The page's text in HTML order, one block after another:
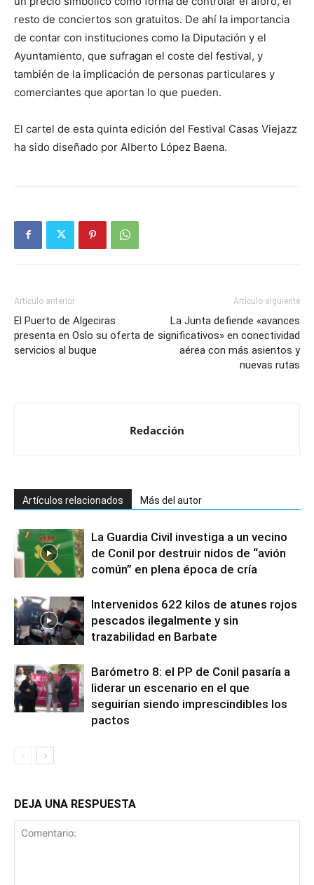
resto de conciertos son gratuitos. De ahí la importancia
de contar con instituciones como la Diputación y el
Ayuntamiento, que sufragan el coste del festival, y
también de la implicación de personas particulares y
comerciantes que aportan lo que pueden.
El cartel de esta quinta edición del Festival Casas Viejazz
ha sido diseñado por Alberto López Baena.
Artículo anterior
El Puerto de Algeciras
presenta en Oslo su oferta de
servicios al buque
Artículo siguiente
La Junta defiende «avances
significativos» en conectividad
aérea con más asientos y
nuevas rutas
Redacción
Artículos relacionados Más del autor
La Guardia Civil investiga a un vecino
de Conil por destruir nidos de “avión
común” en plena época de cría
Intervenidos 622 kilos de atunes rojos
pescados ilegalmente y sin
trazabilidad en Barbate
Barómetro 8: el PP de Conil pasaría a
liderar un escenario en el que
seguirían siendo imprescindibles los
pactos
DEJA UNA RESPUESTA